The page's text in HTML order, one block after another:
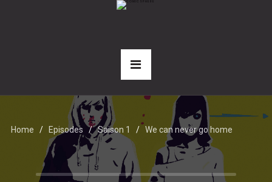
Home Episodes Saison 1 We can never go home